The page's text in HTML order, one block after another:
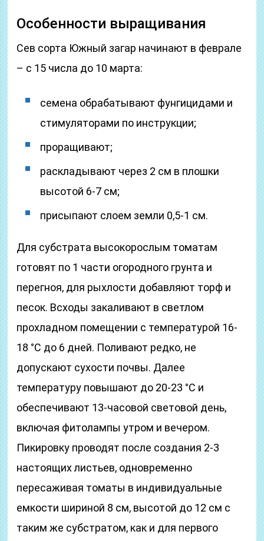
Особенности выращивания
Сев сорта Южный загар начинают в феврале
– с 15 числа до 10 марта:
семена обрабатывают фунгицидами и
стимуляторами по инструкции;
проращивают;
раскладывают через 2 см в плошки
высотой 6-7 см;
присыпают слоем земли 0,5-1 см.
Для субстрата высокорослым томатам
готовят по 1 части огородного грунта и
перегноя, для рыхлости добавляют торф и
песок. Всходы закаливают в светлом
прохладном помещении с температурой 16-
18 °С до 6 дней. Поливают редко, не
допускают сухости почвы. Далее
температуру повышают до 20-23 °С и
обеспечивают 13-часовой световой день,
включая фитолампы утром и вечером.
Пикировку проводят после создания 2-3
настоящих листьев, одновременно
пересаживая томаты в индивидуальные
емкости шириной 8 см, высотой до 12 см с
таким же субстратом, как и для первого